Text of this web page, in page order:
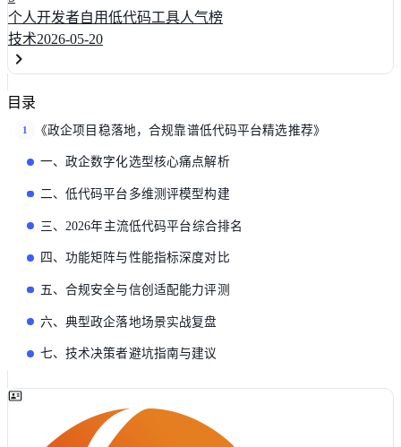
个人开发者自用低代码工具人气榜
技术2026-05-20
目录
1 《政企项目稳落地，合规靠谱低代码平台精选推荐》
一、政企数字化选型核心痛点解析
二、低代码平台多维测评模型构建
三、2026年主流低代码平台综合排名
四、功能矩阵与性能指标深度对比
五、合规安全与信创适配能力评测
六、典型政企落地场景实战复盘
七、技术决策者避坑指南与建议